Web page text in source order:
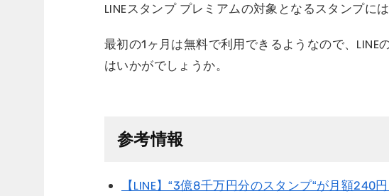
LINEスタンプ プレミアムの対象となるスタンプに
最初の1ヶ月は無料で利用できるようなので、LINE
はいかがでしょうか。
参考情報
【LINE】“3億8千万円分のスタンプ“が月額